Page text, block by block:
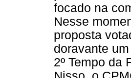
focado na
Nesse
proposta
doravante
2º Tempo da